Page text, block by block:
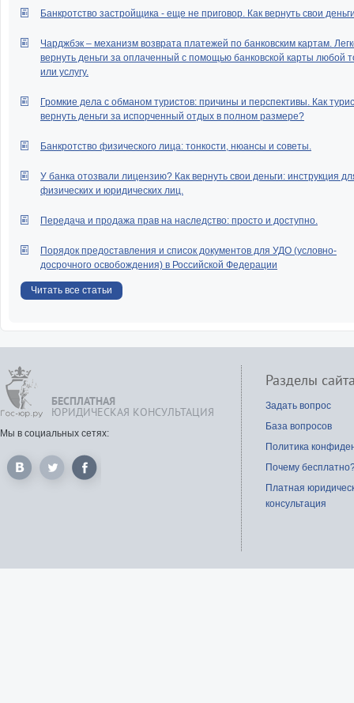
Банкротство застройщика - еще не приговор. Как вернуть свои
Чарджбэк – механизм возврата платежей по банковским картам.
вернуть деньги за оплаченный с помощью банковской карты любой
или услугу.
Громкие дела с обманом туристов: причины и перспективы. Как
вернуть деньги за испорченный отдых в полном размере?
Банкротство физического лица: тонкости, нюансы и советы.
У банка отозвали лицензию? Как вернуть свои деньги: инструкция
физических и юридических лиц.
Передача и продажа прав на наследство: просто и доступно.
Порядок предоставления и список документов для УДО (условно-
досрочного освобождения) в Российской Федерации
Читать все статьи
БЕСПЛАТНАЯ
ЮРИДИЧЕСКАЯ КОНСУЛЬТАЦИЯ
Мы в социальных сетях:
Разделы
Задать вопрос
База вопросов
Политика
Почему
Платная
консультация